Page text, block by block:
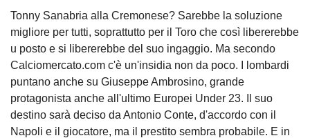
Tonny Sanabria alla Cremonese? Sarebbe la soluzione
migliore per tutti, soprattutto per il Toro che così libererebbe
u posto e si libererebbe del suo ingaggio. Ma secondo
Calciomercato.com c'è un'insidia non da poco. I lombardi
puntano anche su Giuseppe Ambrosino, grande
protagonista anche all'ultimo Europei Under 23. Il suo
destino sarà deciso da Antonio Conte, d'accordo con il
Napoli e il giocatore, ma il prestito sembra probabile. E in